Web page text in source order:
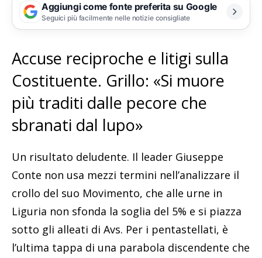
Aggiungi come fonte preferita su Google
Seguici più facilmente nelle notizie consigliate
Accuse reciproche e litigi sulla
Costituente. Grillo: «Si muore
più traditi dalle pecore che
sbranati dal lupo»
Un risultato deludente. Il leader Giuseppe
Conte non usa mezzi termini nell’analizzare il
crollo del suo Movimento, che alle urne in
Liguria non sfonda la soglia del 5% e si piazza
sotto gli alleati di Avs. Per i pentastellati, è
l’ultima tappa di una parabola discendente che